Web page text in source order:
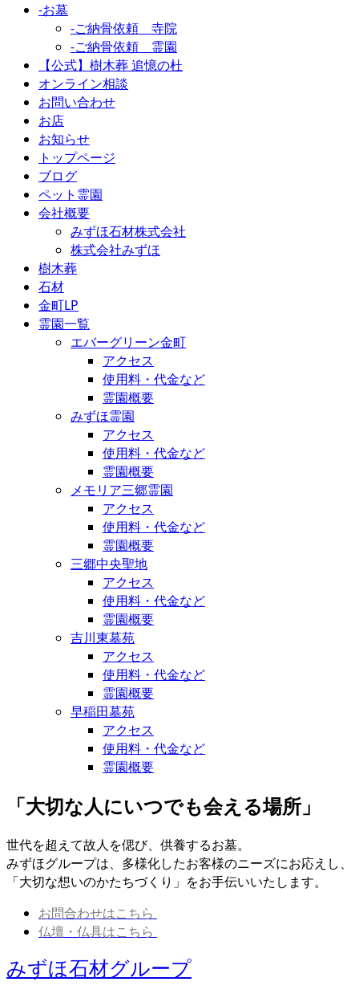
-お墓
-ご納骨依頼 寺院
-ご納骨依頼 霊園
【公式】樹木葬 追憶の杜
オンライン相談
お問い合わせ
お店
お知らせ
トップページ
ブログ
ペット霊園
会社概要
みずほ石材株式会社
株式会社みずほ
樹木葬
石材
金町LP
霊園一覧
エバーグリーン金町
アクセス
使用料・代金など
霊園概要
みずほ霊園
アクセス
使用料・代金など
霊園概要
メモリア三郷霊園
アクセス
使用料・代金など
霊園概要
三郷中央聖地
アクセス
使用料・代金など
霊園概要
吉川東墓苑
アクセス
使用料・代金など
霊園概要
早稲田墓苑
アクセス
使用料・代金など
霊園概要
「大切な人にいつでも会える場所」
世代を超えて故人を偲び、供養するお墓。
みずほグループは、多様化したお客様のニーズにお応えし、
「大切な想いのかたちづくり」をお手伝いいたします。
お問合わせはこちら
仏壇・仏具はこちら
みずほ石材グループ